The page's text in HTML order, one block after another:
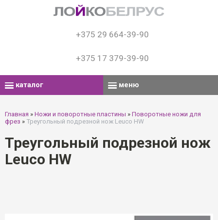
+375 29 664-39-90
+375 17 379-39-90
каталог меню
Главная » Ножи и поворотные пластины » Поворотные ножи для
фрез » Треугольный подрезной нож Leuco HW
Треугольный подрезной нож
Leuco HW